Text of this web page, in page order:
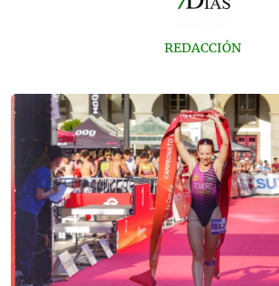
REDACCIÓN